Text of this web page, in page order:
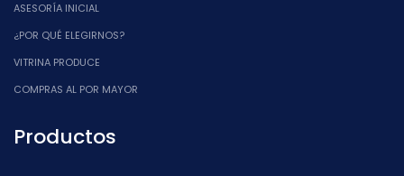
ASESORÍA INICIAL
¿POR QUÉ ELEGIRNOS?
VITRINA PRODUCE
COMPRAS AL POR MAYOR
Productos